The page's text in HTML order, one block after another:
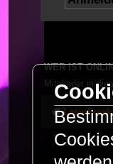
WER IST
Mitglieder in
Powered by